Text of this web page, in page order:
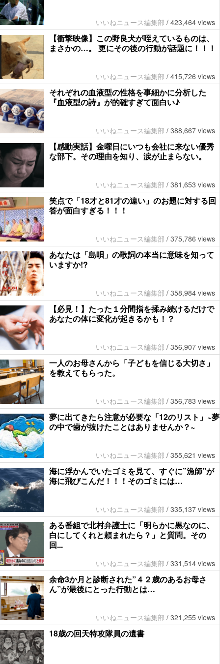
いいねニュース編集部 / 423,464 views
【衝撃映像】この野良犬が咥えているものは、
まさかの…。 更にその後の行動が話題に！！！
いいねニュース編集部 / 415,726 views
それぞれの血液型の性格を事細かに分析した
『血液型の詩』が的確すぎて面白い♪
いいねニュース編集部 / 388,667 views
【感動実話】金曜日にいつも会社に来ない優秀
な部下。その理由を知り、涙が止まらない。
いいねニュース編集部 / 381,653 views
笑点で「18才と81才の違い」のお題に対する回
答が面白すぎる！！！
いいねニュース編集部 / 375,786 views
あなたは「島唄」の歌詞の本当に意味を知って
いますか!?
いいねニュース編集部 / 358,984 views
【必見！】たった１分間指を揉み続けるだけで
あなたの体に変化が起きるかも！？
いいねニュース編集部 / 356,907 views
一人のお母さんから「子どもを信じる大切さ」
を教えてもらった。
いいねニュース編集部 / 356,783 views
夢に出てきたら注意が必要な「12のリスト」~夢
の中で歯が抜けたことはありませんか？~
いいねニュース編集部 / 355,621 views
海に浮かんでいたゴミを見て、すぐに”漁師”が
海に飛びこんだ！！！そのゴミには…
いいねニュース編集部 / 335,137 views
ある番組で北村弁護士に「明らかに黒なのに、
白にしてくれと頼まれたら？」と質問。その
回...
いいねニュース編集部 / 331,514 views
余命3か月と診断された”４２歳のあるお母さ
ん”が最後にとった行動とは…
いいねニュース編集部 / 321,255 views
18歳の回天特攻隊員の遺書